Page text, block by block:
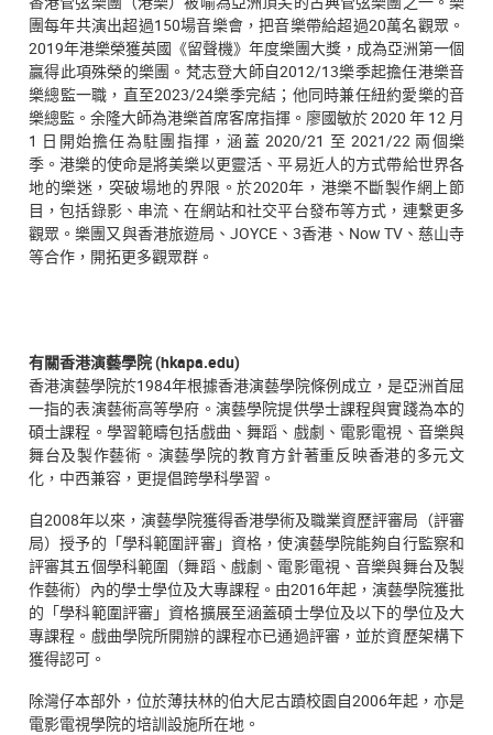
團每年共演出超過150場音樂會，把音樂帶給超過20萬名觀眾。
2019年港樂榮獲英國《留聲機》年度樂團大獎，成為亞洲第一個
贏得此項殊榮的樂團。梵志登大師自2012/13樂季起擔任港樂音
樂總監一職，直至2023/24樂季完結；他同時兼任紐約愛樂的音
樂總監。余隆大師為港樂首席客席指揮。廖國敏於 2020 年 12 月
1 日開始擔任為駐團指揮，涵蓋 2020/21 至 2021/22 兩個樂
季。港樂的使命是將美樂以更靈活、平易近人的方式帶給世界各
地的樂迷，突破場地的界限。於2020年，港樂不斷製作網上節
目，包括錄影、串流、在網站和社交平台發布等方式，連繫更多
觀眾。樂團又與香港旅遊局、JOYCE、3香港、Now TV、慈山寺
等合作，開拓更多觀眾群。
有關香港演藝學院 (hkapa.edu)
香港演藝學院於1984年根據香港演藝學院條例成立，是亞洲首屈
一指的表演藝術高等學府。演藝學院提供學士課程與實踐為本的
碩士課程。學習範疇包括戲曲、舞蹈、戲劇、電影電視、音樂與
舞台及製作藝術。演藝學院的教育方針著重反映香港的多元文
化，中西兼容，更提倡跨學科學習。
自2008年以來，演藝學院獲得香港學術及職業資歷評審局（評審
局）授予的「學科範圍評審」資格，使演藝學院能夠自行監察和
評審其五個學科範圍（舞蹈、戲劇、電影電視、音樂與舞台及製
作藝術）內的學士學位及大專課程。由2016年起，演藝學院獲批
的「學科範圍評審」資格擴展至涵蓋碩士學位及以下的學位及大
專課程。戲曲學院所開辦的課程亦已通過評審，並於資歷架構下
獲得認可。
除灣仔本部外，位於薄扶林的伯大尼古蹟校園自2006年起，亦是
電影電視學院的培訓設施所在地。